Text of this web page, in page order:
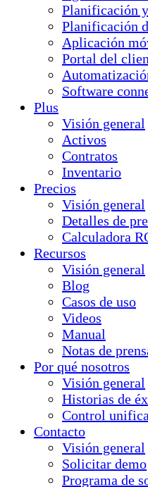
Planificación
Planificación
Aplicación
Portal del
Software
Plus
Visión general
Activos
Contratos
Inventario
Precios
Visión general
Detalles de
Calculadora
Recursos
Visión general
Blog
Casos de uso
Videos
Manual
Notas de
Por qué nosotros
Visión general
Historias de
Control
Contacto
Visión general
Solicitar demo
Programa de